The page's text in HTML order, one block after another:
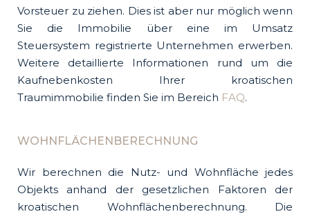
Vorsteuer zu ziehen. Dies ist aber nur möglich wenn
Sie die Immobilie über eine im Umsatz
Steuersystem registrierte Unternehmen erwerben.
Weitere detaillierte Informationen rund um die
Kaufnebenkosten Ihrer kroatischen
Traumimmobilie finden Sie im Bereich FAQ.
WOHNFLÄCHENBERECHNUNG
Wir berechnen die Nutz- und Wohnfläche jedes
Objekts anhand der gesetzlichen Faktoren der
kroatischen Wohnflächenberechnung. Die